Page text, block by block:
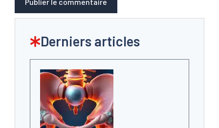
Derniers articles